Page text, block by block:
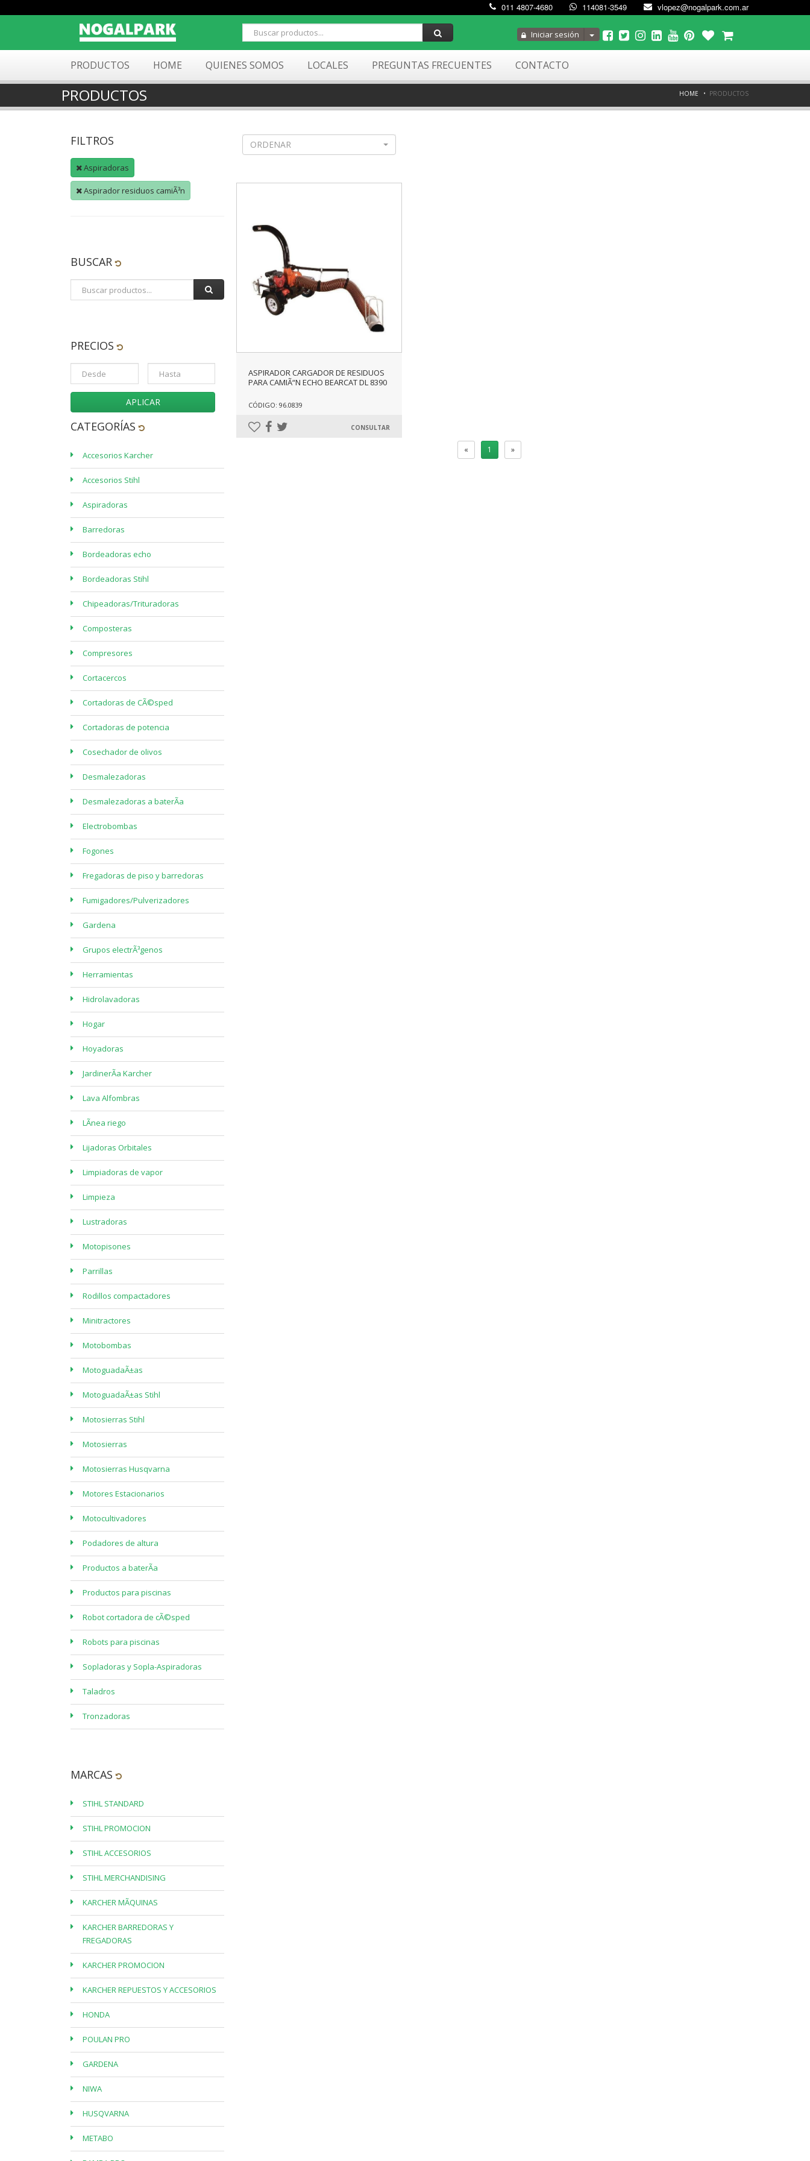
011 4807-4680 114081-3549 vlopez@nogalpark.com.ar
Iniciar sesión Toggle Dropdown
PRODUCTOS HOME QUIENES SOMOS LOCALES PREGUNTAS FRECUENTES CONTACTO
PRODUCTOS HOME PRODUCTOS
FILTROS
Aspiradoras
Aspirador residuos camiÃ³n
BUSCAR
PRECIOS
APLICAR
CATEGORÍAS
Accesorios Karcher
Accesorios Stihl
Aspiradoras
Barredoras
Bordeadoras echo
Bordeadoras Stihl
Chipeadoras/Trituradoras
Composteras
Compresores
Cortacercos
Cortadoras de CÃ©sped
Cortadoras de potencia
Cosechador de olivos
Desmalezadoras
Desmalezadoras a baterÃ­a
Electrobombas
Fogones
Fregadoras de piso y barredoras
Fumigadores/Pulverizadores
Gardena
Grupos electrÃ³genos
Herramientas
Hidrolavadoras
Hogar
Hoyadoras
JardinerÃ­a Karcher
Lava Alfombras
LÃ­nea riego
Lijadoras Orbitales
Limpiadoras de vapor
Limpieza
Lustradoras
Motopisones
Parrillas
Rodillos compactadores
Minitractores
Motobombas
MotoguadaÃ±as
MotoguadaÃ±as Stihl
Motosierras Stihl
Motosierras
Motosierras Husqvarna
Motores Estacionarios
Motocultivadores
Podadores de altura
Productos a baterÃ­a
Productos para piscinas
Robot cortadora de cÃ©sped
Robots para piscinas
Sopladoras y Sopla-Aspiradoras
Taladros
Tronzadoras
MARCAS
STIHL STANDARD
STIHL PROMOCION
STIHL ACCESORIOS
STIHL MERCHANDISING
KARCHER MÃQUINAS
KARCHER BARREDORAS Y
FREGADORAS
KARCHER PROMOCION
KARCHER REPUESTOS Y ACCESORIOS
HONDA
POULAN PRO
GARDENA
NIWA
HUSQVARNA
METABO
ORDENAR
ASPIRADOR CARGADOR DE RESIDUOS
PARA CAMIÃ“N ECHO BEARCAT DL 8390
CÓDIGO: 96.0839
CONSULTAR
« 1 »